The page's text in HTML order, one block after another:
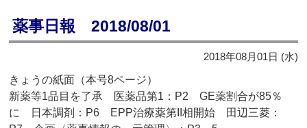
薬事日報 2018/08/01
2018年08月01日 (水)
きょうの紙面（本号8ページ）
新薬等1品目を了承 医薬品第1：P2 GE薬割合が85％
に 日本調剤：P6 EPP治療薬第II相開始 田辺三菱：